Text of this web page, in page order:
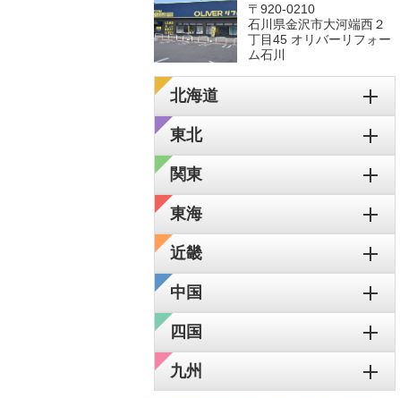
〒920-0210
石川県金沢市大河端西２
丁目45 オリバーリフォー
ム石川
北海道
東北
関東
東海
近畿
中国
四国
九州